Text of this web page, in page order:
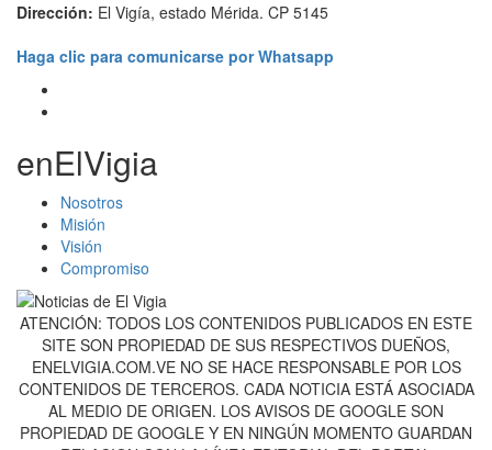
Dirección: El Vigía, estado Mérida. CP 5145
Haga clic para comunicarse por Whatsapp
enElVigia
Nosotros
Misión
Visión
Compromiso
ATENCIÓN: TODOS LOS CONTENIDOS PUBLICADOS EN ESTE
SITE SON PROPIEDAD DE SUS RESPECTIVOS DUEÑOS,
ENELVIGIA.COM.VE NO SE HACE RESPONSABLE POR LOS
CONTENIDOS DE TERCEROS. CADA NOTICIA ESTÁ ASOCIADA
AL MEDIO DE ORIGEN. LOS AVISOS DE GOOGLE SON
PROPIEDAD DE GOOGLE Y EN NINGÚN MOMENTO GUARDAN